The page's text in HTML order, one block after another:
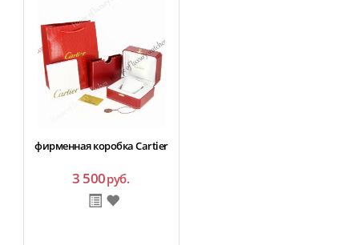
фирменная коробка Cartier
3 500руб.